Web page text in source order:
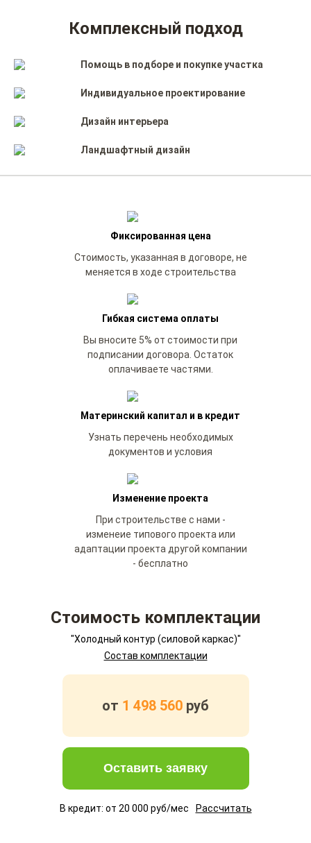
Комплексный подход
Помощь в подборе и покупке участка
Индивидуальное проектирование
Дизайн интерьера
Ландшафтный дизайн
Фиксированная цена
Стоимость, указанная в договоре, не
меняется в ходе строительства
Гибкая система оплаты
Вы вносите 5% от стоимости при
подписании договора. Остаток
оплачиваете частями.
Материнский капитал и в кредит
Узнать перечень необходимых
документов и условия
Изменение проекта
При строительстве с нами -
изменеие типового проекта или
адаптации проекта другой компании
- бесплатно
Стоимость комплектации
"Холодный контур (силовой каркас)"
Состав комплектации
от 1 498 560 руб
Оставить заявку
В кредит: от 20 000 руб/мес Рассчитать